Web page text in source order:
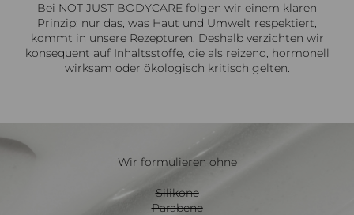
Bei NOT JUST BODYCARE folgen wir einem klaren
Prinzip: nur das, was Haut und Umwelt respektiert,
kommt in unsere Rezepturen. Deshalb verzichten wir
konsequent auf Inhaltsstoffe, die als reizend, hormonell
wirksam oder ökologisch kritisch gelten.
Wir formulieren ohne
Silikone
Parabene